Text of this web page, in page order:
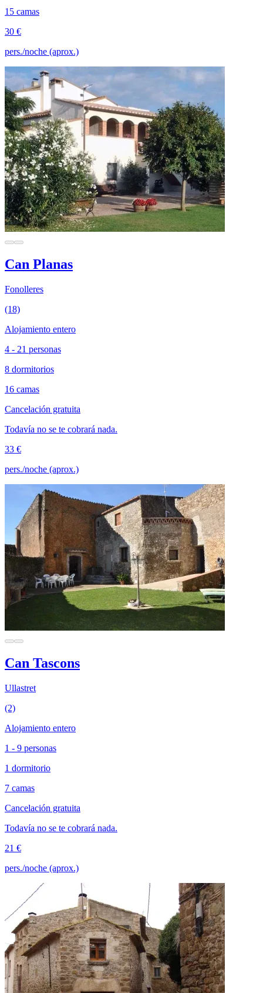
15 camas
30 €
pers./noche (aprox.)
Can Planas
Fonolleres
(18)
Alojamiento entero
4 - 21 personas
8 dormitorios
16 camas
Cancelación gratuita
Todavía no se te cobrará nada.
33 €
pers./noche (aprox.)
Can Tascons
Ullastret
(2)
Alojamiento entero
1 - 9 personas
1 dormitorio
7 camas
Cancelación gratuita
Todavía no se te cobrará nada.
21 €
pers./noche (aprox.)